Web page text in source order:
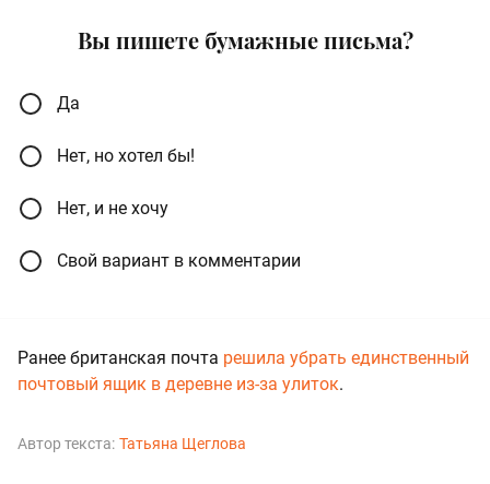
Вы пишете бумажные письма?
Да
Нет, но хотел бы!
Нет, и не хочу
Свой вариант в комментарии
Ранее британская почта решила убрать единственный
почтовый ящик в деревне из-за улиток.
Автор текста: Татьяна Щеглова